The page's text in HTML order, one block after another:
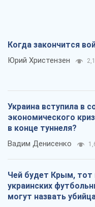
Когда закончится
Юрий Христензен
Украина вступила в
экономического
в конце туннеля?
Вадим Денисенко
Чей будет Крым, тот
украинских
могут назвать